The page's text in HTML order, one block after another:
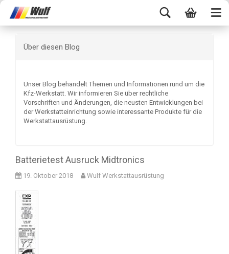
Über diesen Blog
Unser Blog behandelt Themen und Informationen rund um die
Kfz-Werkstatt. Wir informieren Sie über rechtliche
Vorschriften und Änderungen, die neusten Entwicklungen bei
der Werkstatteinrichtung sowie interessante Produkte für die
Werkstattausrüstung.
Batterietest Ausruck Midtronics
19. Oktober 2018 Wulf Werkstattausrüstung